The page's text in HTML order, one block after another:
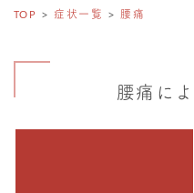
TOP 症状一覧 腰痛
腰痛に